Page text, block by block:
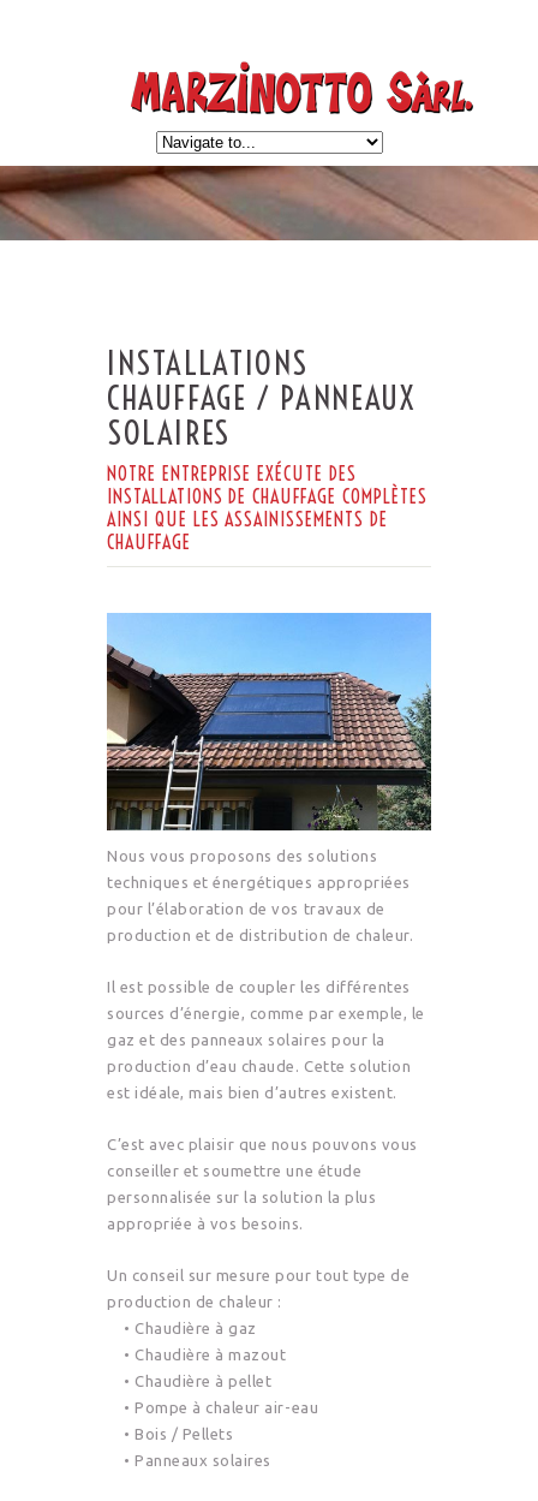
INSTALLATIONS
CHAUFFAGE / PANNEAUX
SOLAIRES
NOTRE ENTREPRISE EXÉCUTE DES
INSTALLATIONS DE CHAUFFAGE COMPLÈTES
AINSI QUE LES ASSAINISSEMENTS DE
CHAUFFAGE
Nous vous proposons des solutions
techniques et énergétiques appropriées
pour l’élaboration de vos travaux de
production et de distribution de chaleur.
Il est possible de coupler les différentes
sources d’énergie, comme par exemple, le
gaz et des panneaux solaires pour la
production d’eau chaude. Cette solution
est idéale, mais bien d’autres existent.
C’est avec plaisir que nous pouvons vous
conseiller et soumettre une étude
personnalisée sur la solution la plus
appropriée à vos besoins.
Un conseil sur mesure pour tout type de
production de chaleur :
• Chaudière à gaz
• Chaudière à mazout
• Chaudière à pellet
• Pompe à chaleur air-eau
• Bois / Pellets
• Panneaux solaires